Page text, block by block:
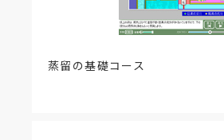
蒸留の基礎コース